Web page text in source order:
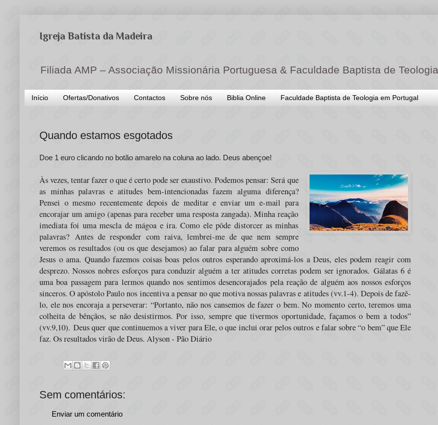
Igreja Batista da Madeira
Filiada AMP – Associação Missionária Portuguesa & Faculdade Baptista de Teologia
Início Ofertas/Donativos Contactos Sobre nós Biblia Online Faculdade Baptista de Teologia em Portugal
Quando estamos esgotados
Doe 1 euro clicando no botão amarelo na coluna ao lado. Deus abençoe!
Às vezes, tentar fazer o que é certo pode ser exaustivo. Podemos pensar: Será que
as minhas palavras e atitudes bem-intencionadas fazem alguma diferença?
Pensei o mesmo recentemente depois de meditar e enviar um e-mail para
encorajar um amigo (apenas para receber uma resposta zangada). Minha reação
imediata foi uma mescla de mágoa e ira. Como ele pôde distorcer as minhas
palavras?Antes de responder com raiva, lembrei-me de que nem sempre
veremos os resultados (ou os que desejamos) ao falar para alguém sobre como
Jesus o ama. Quando fazemos coisas boas pelos outros esperando aproximá-los a Deus, eles podem reagir com
desprezo. Nossos nobres esforços para conduzir alguém a ter atitudes corretas podem ser ignorados.Gálatas 6 é
uma boa passagem para lermos quando nos sentimos desencorajados pela reação de alguém aos nossos esforços
sinceros. O apóstolo Paulo nos incentiva a pensar no que motiva nossas palavras e atitudes (vv.1-4). Depois de fazê-
lo, ele nos encoraja a perseverar: “Portanto, não nos cansemos de fazer o bem. No momento certo, teremos uma
colheita de bênçãos, se não desistirmos. Por isso, sempre que tivermos oportunidade, façamos o bem a todos”
(vv.9,10).Deus quer que continuemos a viver para Ele, o que inclui orar pelos outros e falar sobre “o bem” que Ele
faz. Os resultados virão de Deus. Alyson - Pão Diário
Sem comentários:
Enviar um comentário